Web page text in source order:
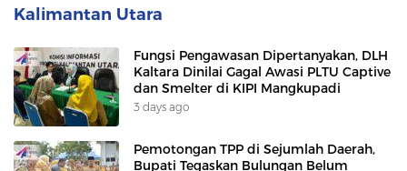
Kalimantan Utara
Fungsi Pengawasan Dipertanyakan, DLH
Kaltara Dinilai Gagal Awasi PLTU Captive
dan Smelter di KIPI Mangkupadi
3 days ago
Pemotongan TPP di Sejumlah Daerah,
Bupati Tegaskan Bulungan Belum